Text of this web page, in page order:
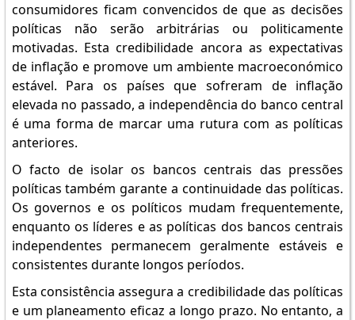
consumidores ficam convencidos de que as decisões
políticas não serão arbitrárias ou politicamente
motivadas. Esta credibilidade ancora as expectativas
de inflação e promove um ambiente macroeconómico
estável. Para os países que sofreram de inflação
elevada no passado, a independência do banco central
é uma forma de marcar uma rutura com as políticas
anteriores.
O facto de isolar os bancos centrais das pressões
políticas também garante a continuidade das políticas.
Os governos e os políticos mudam frequentemente,
enquanto os líderes e as políticas dos bancos centrais
independentes permanecem geralmente estáveis e
consistentes durante longos períodos.
Esta consistência assegura a credibilidade das políticas
e um planeamento eficaz a longo prazo. No entanto, a